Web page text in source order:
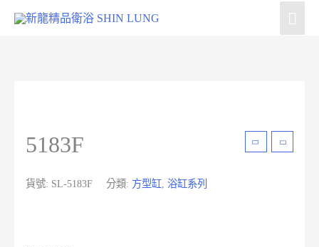
5183F
貨號: SL-5183F 分類: 方型缸 浴缸系列